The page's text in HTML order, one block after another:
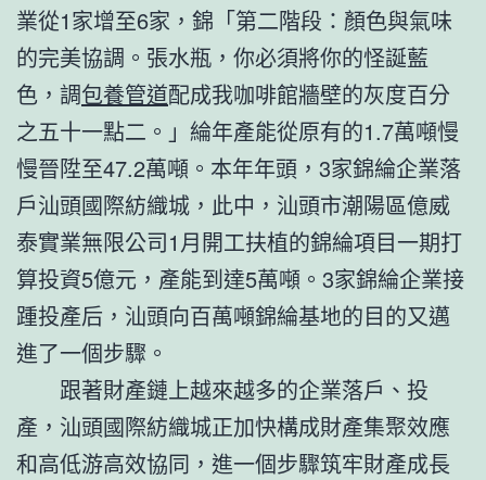
業從1家增至6家，錦「第二階段：顏色與氣味
的完美協調。張水瓶，你必須將你的怪誕藍
色，調包養管道配成我咖啡館牆壁的灰度百分
之五十一點二。」綸年產能從原有的1.7萬噸慢
慢晉陞至47.2萬噸。本年年頭，3家錦綸企業落
戶汕頭國際紡織城，此中，汕頭市潮陽區億威
泰實業無限公司1月開工扶植的錦綸項目一期打
算投資5億元，產能到達5萬噸。3家錦綸企業接
踵投產后，汕頭向百萬噸錦綸基地的目的又邁
進了一個步驟。
跟著財產鏈上越來越多的企業落戶、投
產，汕頭國際紡織城正加快構成財產集聚效應
和高低游高效協同，進一個步驟筑牢財產成長